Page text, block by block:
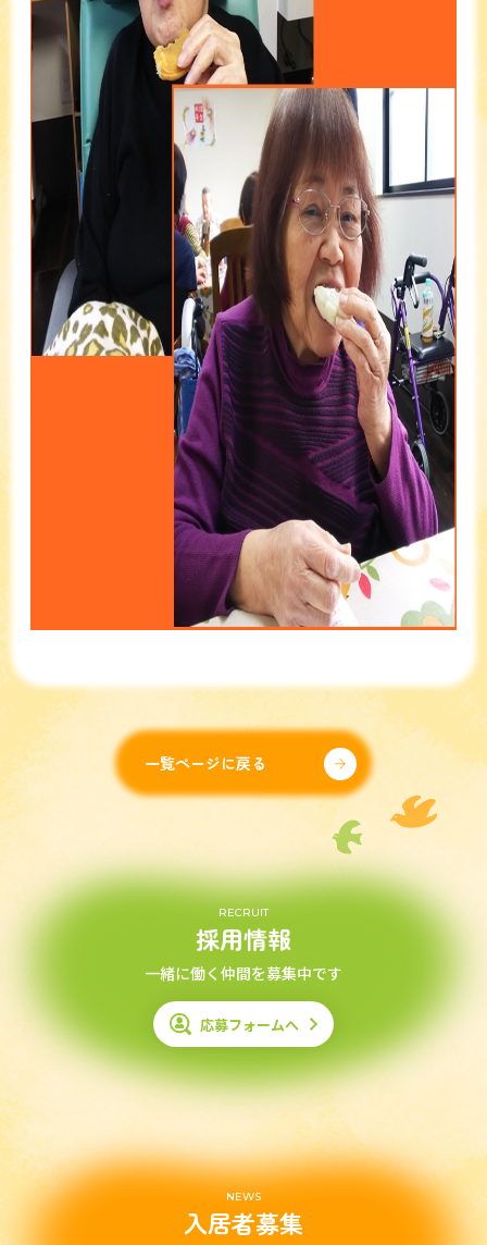
一覧ページに戻る
RECRUIT
採用情報
一緒に働く仲間を募集中です
応募フォームへ
NEWS
入居者募集